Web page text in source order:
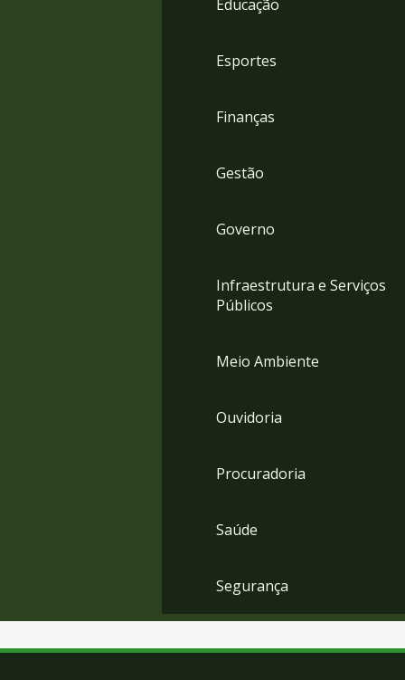
Educação
Esportes
Finanças
Gestão
Governo
Infraestrutura e Serviços
Públicos
Meio Ambiente
Ouvidoria
Procuradoria
Saúde
Segurança